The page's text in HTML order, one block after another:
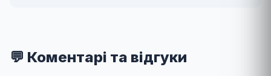
💬 Коментарі та відгуки